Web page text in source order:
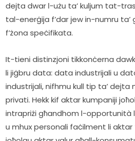
dejta dwar l-użu ta’ kuljum tat-
tal-enerġija f’dar jew in-numru
f’żona speċifikata.
It-tieni distinzjoni tikkonċerna
li jiġbru data: data industrijali u
industrijali, nifhmu kull tip ta’ dejta
privati. Hekk kif aktar kumpaniji
intrapriżi għandhom l-opportunità
u mhux personali faċilment li